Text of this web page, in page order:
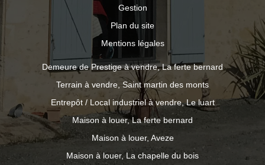
Gestion
Plan du site
Mentions légales
Demeure de Prestige à vendre, La ferte bernard
Terrain à vendre, Saint martin des monts
Entrepôt / Local industriel à vendre, Le luart
Maison à louer, La ferte bernard
Maison à louer, Aveze
Maison à louer, La chapelle du bois